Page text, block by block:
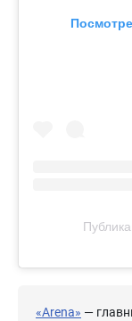
«Arena» —